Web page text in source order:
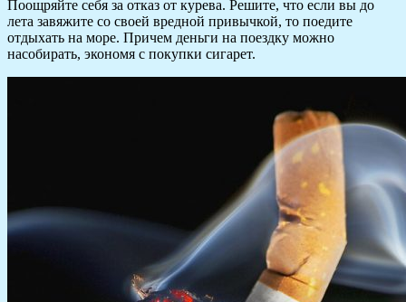
Поощряйте себя за отказ от курева. Решите, что если вы до
лета завяжите со своей вредной привычкой, то поедите
отдыхать на море. Причем деньги на поездку можно
насобирать, экономя с покупки сигарет.